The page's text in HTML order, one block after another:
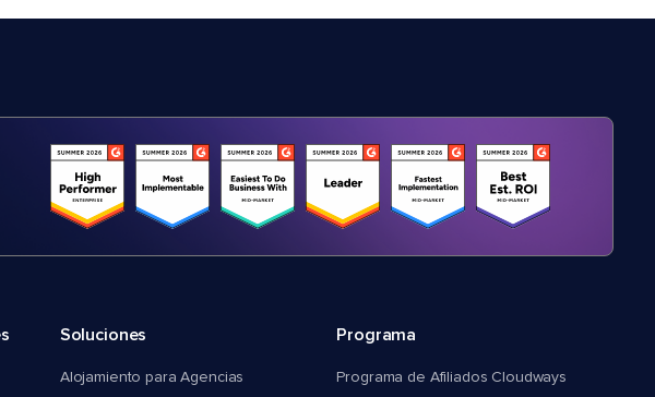
Soluciones
Alojamiento para Agencias
Programa
Programa de Afiliados Cloudways